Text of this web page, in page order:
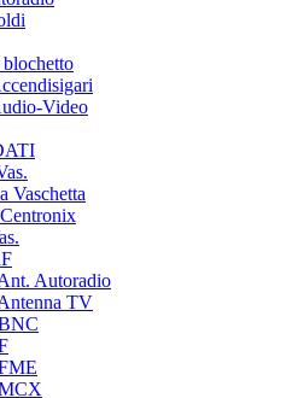
Video
Vaschetta
Autoradio
TV